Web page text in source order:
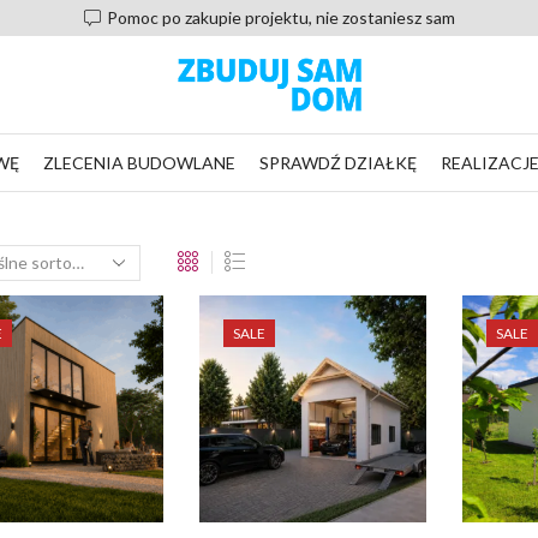
Pomoc po zakupie projektu, nie zostaniesz sam
ZLECENIA BUDOWLANE SPRAWDŹ DZIAŁKĘ REALIZACJE
SALE SALE